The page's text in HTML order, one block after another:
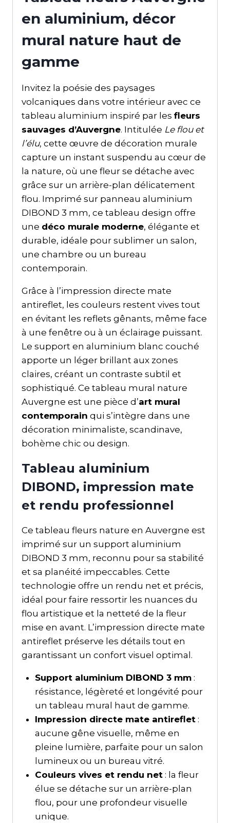
en aluminium, décor
mural nature haut de
gamme
Invitez la poésie des paysages
volcaniques dans votre intérieur avec ce
tableau aluminium inspiré par les fleurs
sauvages d’Auvergne. Intitulée Le flou et
l’élu, cette œuvre de décoration murale
capture un instant suspendu au cœur de
la nature, où une fleur se détache avec
grâce sur un arrière-plan délicatement
flou. Imprimé sur panneau aluminium
DIBOND 3 mm, ce tableau design offre
une déco murale moderne, élégante et
durable, idéale pour sublimer un salon,
une chambre ou un bureau
contemporain.
Grâce à l’impression directe mate
antireflet, les couleurs restent vives tout
en évitant les reflets gênants, même face
à une fenêtre ou à un éclairage puissant.
Le support en aluminium blanc couché
apporte un léger brillant aux zones
claires, créant un contraste subtil et
sophistiqué. Ce tableau mural nature
Auvergne est une pièce d’art mural
contemporain qui s’intègre dans une
décoration minimaliste, scandinave,
bohème chic ou design.
Tableau aluminium
DIBOND, impression mate
et rendu professionnel
Ce tableau fleurs nature en Auvergne est
imprimé sur un support aluminium
DIBOND 3 mm, reconnu pour sa stabilité
et sa planéité impeccables. Cette
technologie offre un rendu net et précis,
idéal pour faire ressortir les nuances du
flou artistique et la netteté de la fleur
mise en avant. L’impression directe mate
antireflet préserve les détails tout en
garantissant un confort visuel optimal.
Support aluminium DIBOND 3 mm:
résistance, légèreté et longévité pour
un tableau mural haut de gamme.
Impression directe mate antireflet:
aucune gêne visuelle, même en
pleine lumière, parfaite pour un salon
lumineux ou un bureau vitré.
Couleurs vives et rendu net: la fleur
élue se détache sur un arrière-plan
flou, pour une profondeur visuelle
unique.